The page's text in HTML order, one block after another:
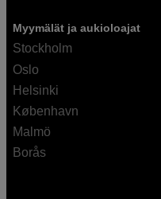
Myymälät ja aukioloajat
Stockholm
Oslo
Helsinki
København
Malmö
Borås